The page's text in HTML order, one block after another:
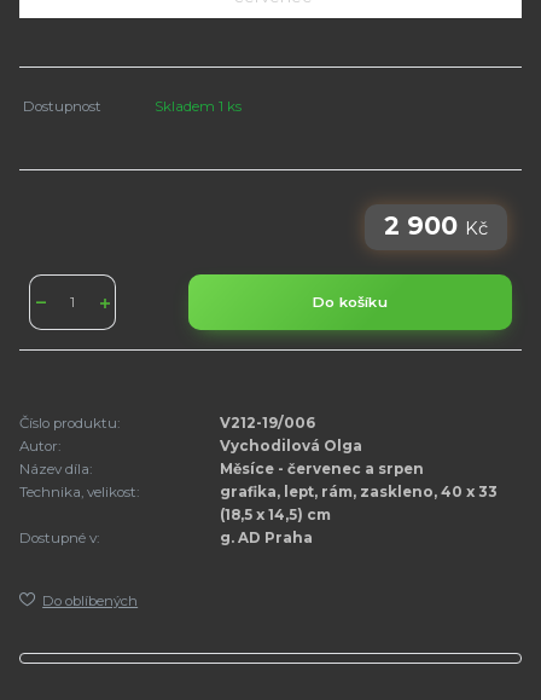
Dostupnost Skladem 1 ks
2 900 Kč
Do košíku
Číslo produktu:
V212-19/006
Autor:
Vychodilová Olga
Název díla:
Měsíce - červenec a srpen
Technika, velikost:
grafika, lept, rám, zaskleno, 40 x 33
(18,5 x 14,5) cm
Dostupné v:
g. AD Praha
Do oblíbených